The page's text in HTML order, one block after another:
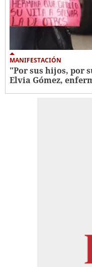
MANIFESTACIÓN
"Por sus hijos, por
Elvia Gómez,